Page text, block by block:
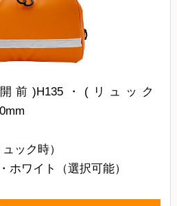
前)H135・(リュック
ック時）
ホワイト（選択可能）